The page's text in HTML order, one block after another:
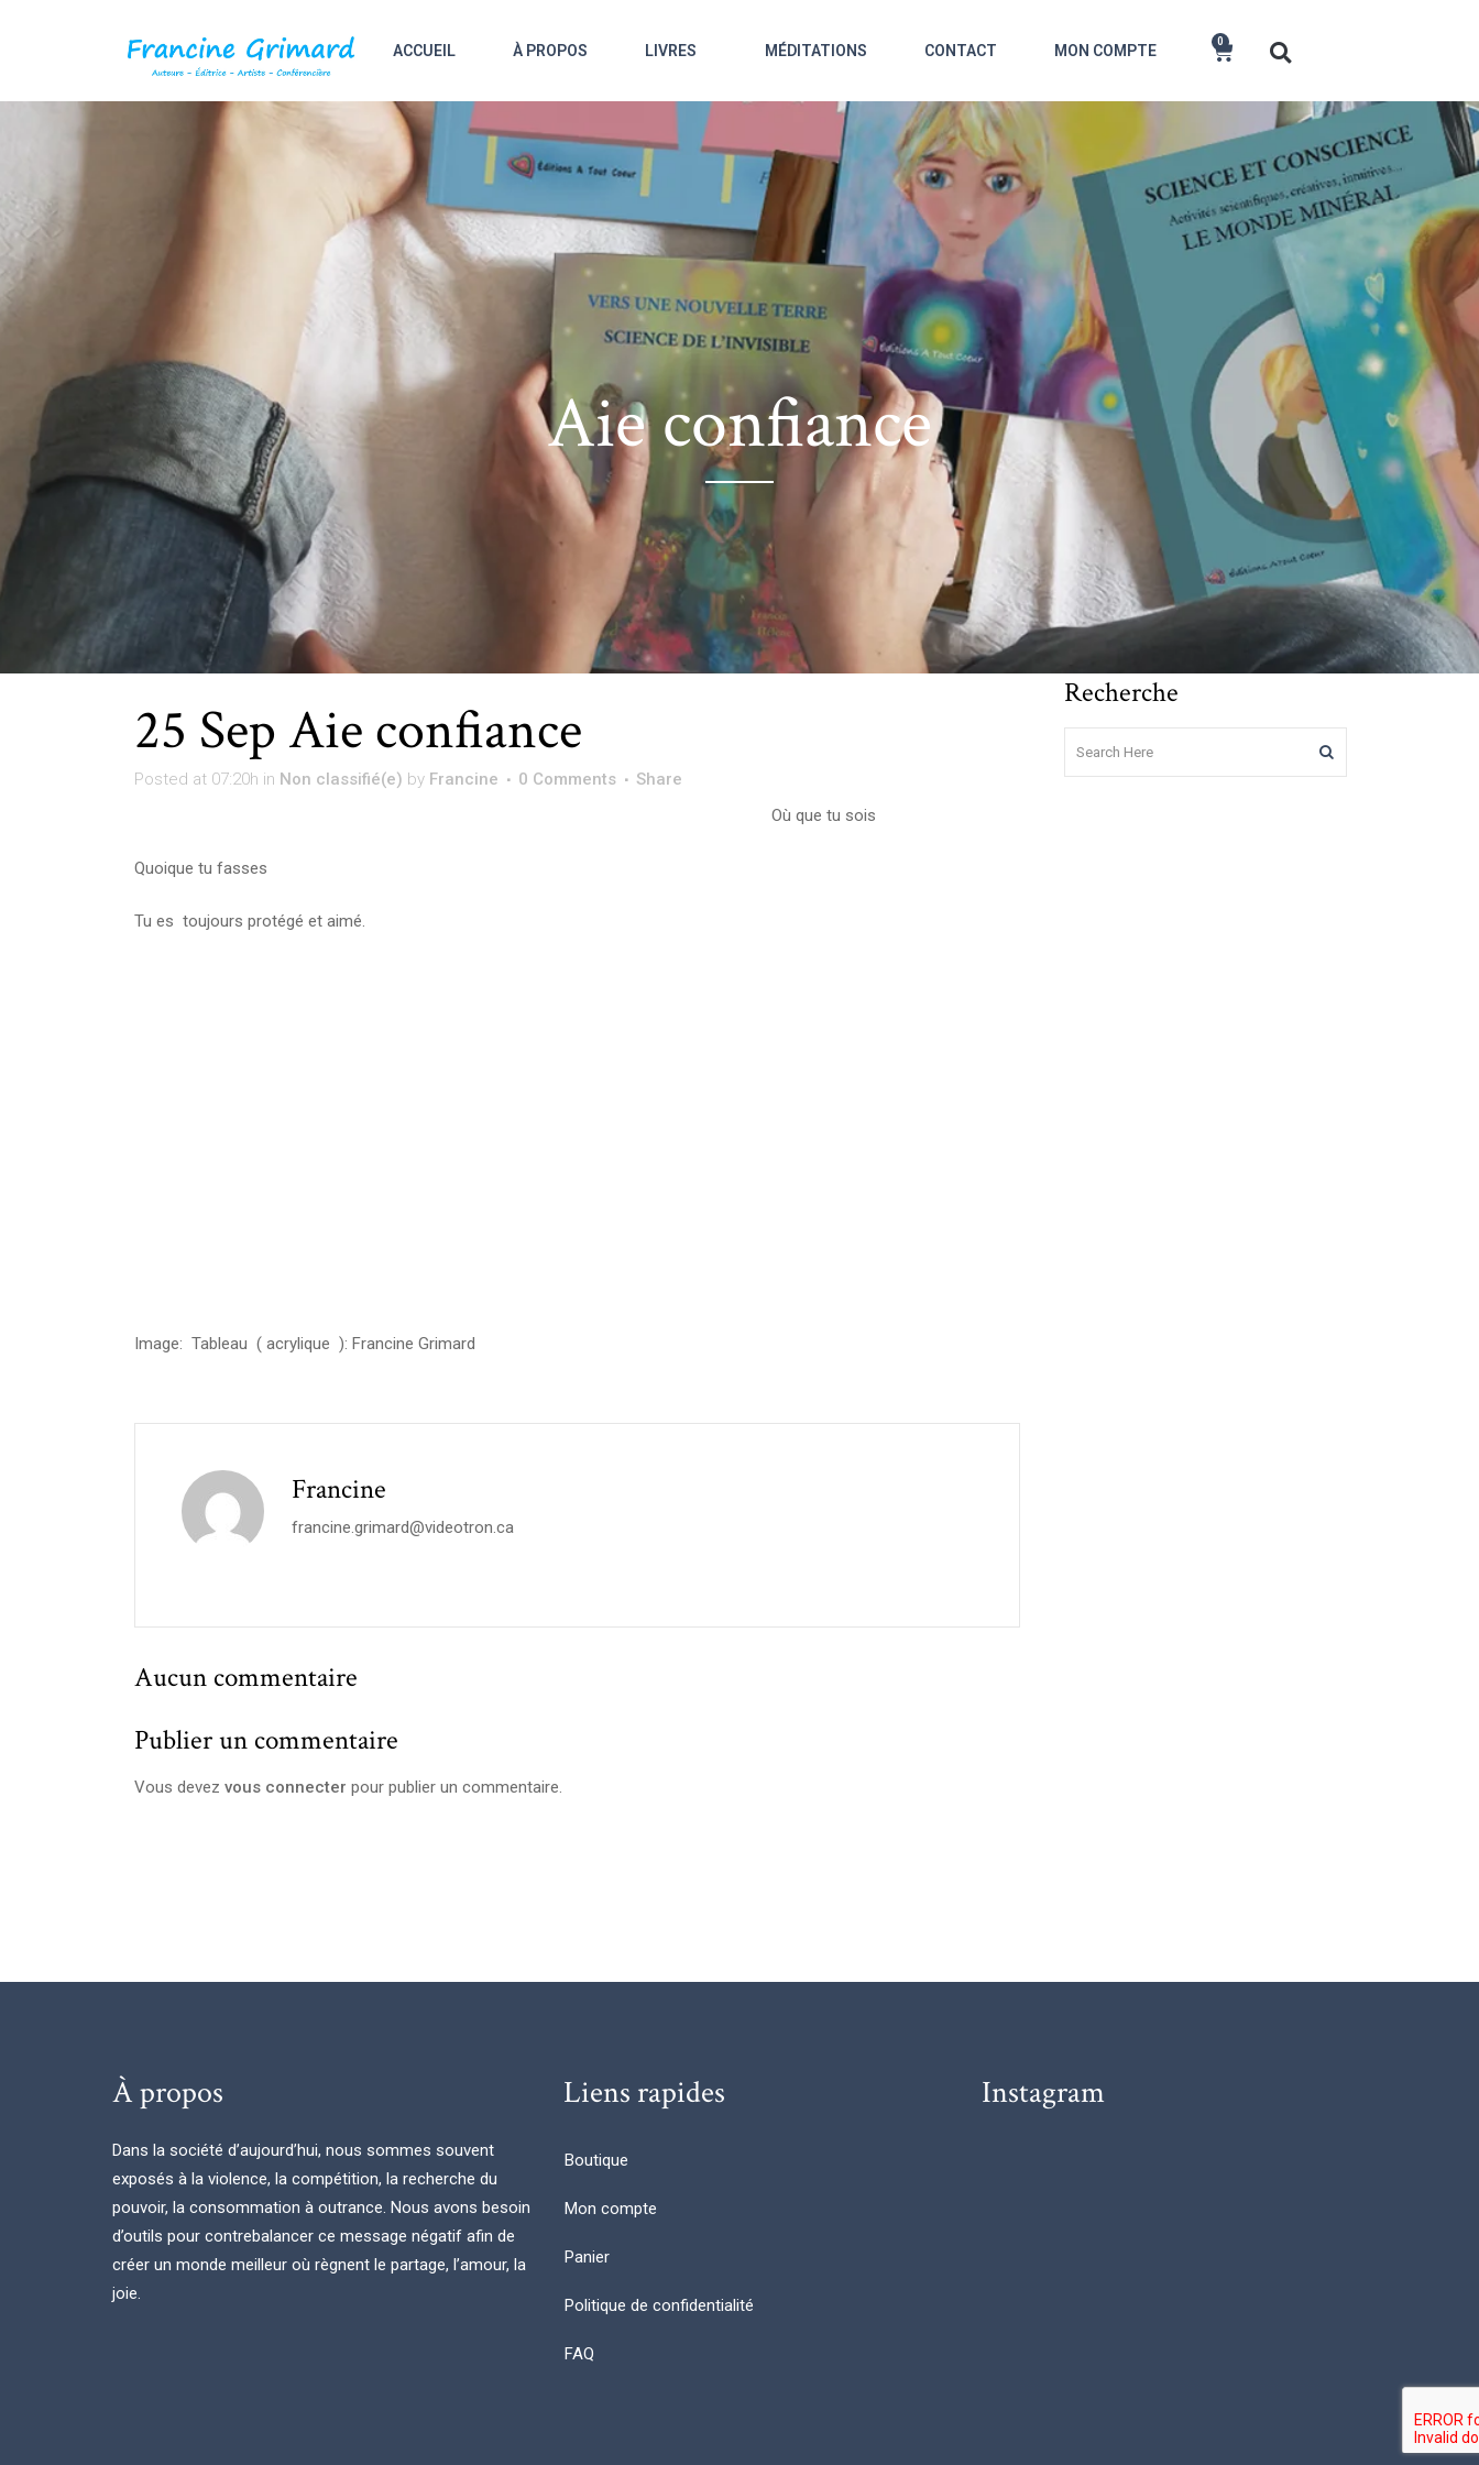
ACCUEIL À PROPOS LIVRES MÉDITATIONS CONTACT MON COMPTE
0
Aie confiance
25 Sep Aie confiance
Posted at 07:20h in Non classifié(e) by Francine 0 Comments
Share
Où que tu sois
Quoique tu fasses
Tu es toujours protégé et aimé.
Image: Tableau ( acrylique ): Francine Grimard
Francine
francine.grimard@videotron.ca
Aucun commentaire
Publier un commentaire
Vous devez vous connecter pour publier un commentaire.
Recherche
À propos
Dans la société d’aujourd’hui, nous sommes souvent
exposés à la violence, la compétition, la recherche du
pouvoir, la consommation à outrance. Nous avons besoin
d’outils pour contrebalancer ce message négatif afin de
créer un monde meilleur où règnent le partage, l’amour, la
joie.
Liens rapides
Boutique
Mon compte
Panier
Politique de confidentialité
FAQ
Instagram